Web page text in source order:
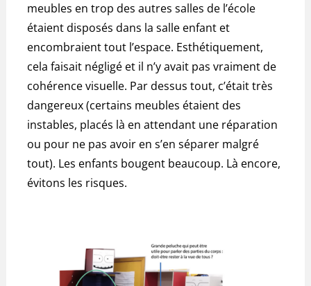
meubles en trop des autres salles de l’école
étaient disposés dans la salle enfant et
encombraient tout l’espace. Esthétiquement,
cela faisait négligé et il n’y avait pas vraiment de
cohérence visuelle. Par dessus tout, c’était très
dangereux (certains meubles étaient des
instables, placés là en attendant une réparation
ou pour ne pas avoir en s’en séparer malgré
tout). Les enfants bougent beaucoup. Là encore,
évitons les risques.